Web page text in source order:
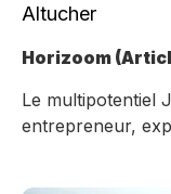
Altucher
Horizoom
Le multipotentiel
entrepreneur,